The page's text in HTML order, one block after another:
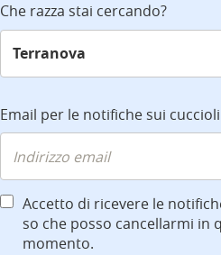
Che razza stai cercando?
Email per le notifiche sui cuccioli
Accetto di ricevere le
so che posso cancellarmi in
momento.